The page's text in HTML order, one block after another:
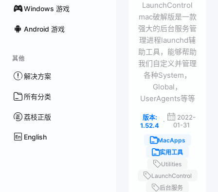
Windows 游戏
Android 游戏
其他
解决方案
所有分类
荔枝正版
English
LaunchControl
mac破解版是一款
强大的后台服务管
理进程launchd辅
助工具，能够帮助
我们自定义并管理
各种System，
Global，
UserAgents等等
版本:
1.52.4
·
2022-
01-31
MacApps
实用工具
Utilities
LaunchControl
后台服务